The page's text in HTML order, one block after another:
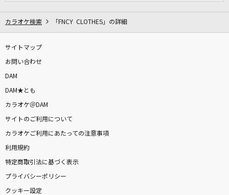
カラオケ検索 「FNCY CLOTHES」の詳細
サイトマップ
お問い合わせ
DAM
DAM★とも
カラオケ＠DAM
サイトのご利用について
カラオケご利用にあたっての注意事項
利用規約
特定商取引法に基づく表示
プライバシーポリシー
クッキー設定